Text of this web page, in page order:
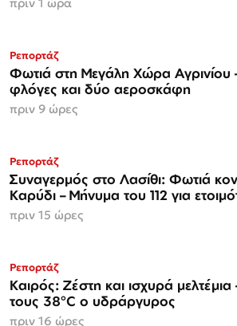
Ρεπορτάζ
Φωτιά στη Μεγάλη Χώρα Αγρινίου
φλόγες και δύο αεροσκάφη
πριν 9 ώρες
Ρεπορτάζ
Συναγερμός στο Λασίθι: Φωτιά
Καρύδι – Μήνυμα του 112 για
πριν 15 ώρες
Ρεπορτάζ
Καιρός: Ζέστη και ισχυρά
τους 38°C ο υδράργυρος
πριν 16 ώρες